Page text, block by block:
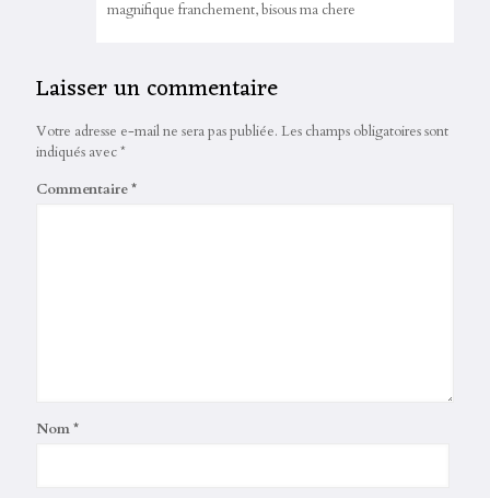
magnifique franchement, bisous ma chere
Laisser un commentaire
Votre adresse e-mail ne sera pas publiée. Les champs obligatoires sont
indiqués avec*
Commentaire*
Nom*